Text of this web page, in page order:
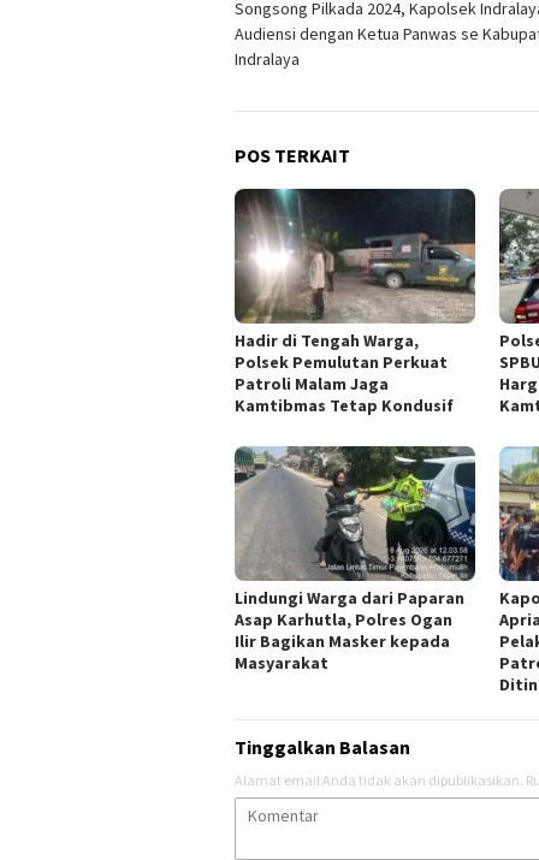
pos
Songsong Pilkada 2024, Kapolsek
Audiensi dengan Ketua Panwas se
Indralaya
POS TERKAIT
Hadir di Tengah Warga,
Polsek Pemulutan Perkuat
Patroli Malam Jaga
Kamtibmas Tetap Kondusif
Lindungi Warga dari Paparan
Asap Karhutla, Polres Ogan
Ilir Bagikan Masker kepada
Masyarakat
Tinggalkan Balasan
Alamat email Anda tidak akan dipublikasikan.